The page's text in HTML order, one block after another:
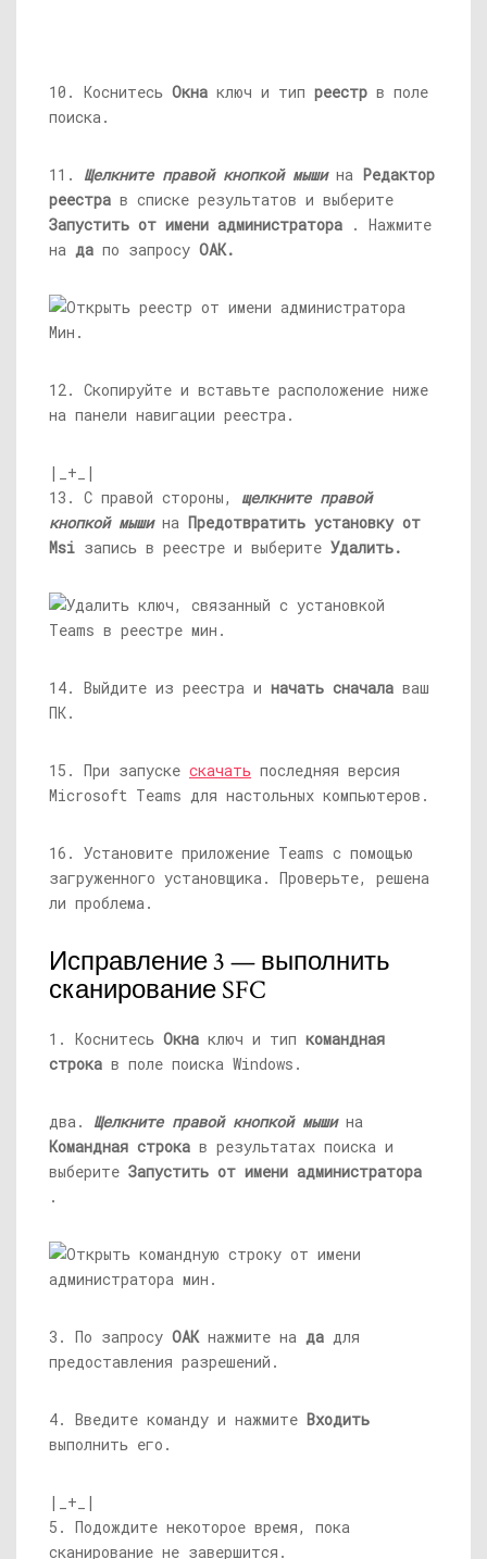
10. Коснитесь Окна ключ и тип реестр в поле
поиска.
11. Щелкните правой кнопкой мыши на Редактор
реестра в списке результатов и выберите
Запустить от имени администратора . Нажмите
на да по запросу ОАК.
12. Скопируйте и вставьте расположение ниже
на панели навигации реестра.
|_+_|
13. С правой стороны, щелкните правой
кнопкой мыши на Предотвратить установку от
Msi запись в реестре и выберите Удалить.
14. Выйдите из реестра и начать сначала ваш
ПК.
15. При запуске скачать последняя версия
Microsoft Teams для настольных компьютеров.
16. Установите приложение Teams с помощью
загруженного установщика. Проверьте, решена
ли проблема.
Исправление 3 — выполнить
сканирование SFC
1. Коснитесь Окна ключ и тип командная
строка в поле поиска Windows.
два. Щелкните правой кнопкой мыши на
Командная строка в результатах поиска и
выберите Запустить от имени администратора
.
3. По запросу ОАК нажмите на да для
предоставления разрешений.
4. Введите команду и нажмите Входить
выполнить его.
|_+_|
5. Подождите некоторое время, пока
сканирование не завершится.